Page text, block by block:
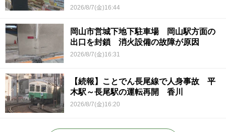
2026/8/7(金)16:44
岡山市営城下地下駐車場 岡山駅方面の
出口を封鎖 消火設備の故障が原因
2026/8/7(金)16:31
【続報】ことでん長尾線で人身事故 平
木駅～長尾駅の運転再開 香川
2026/8/7(金)16:20